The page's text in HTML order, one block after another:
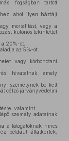
fogságban tartott
ahol ilyen háztáji
mortalitást, vagy a
különös tekintettel
20%-ot,
az 5%-ot,
vagy kórbonctani
hivatalnak, amely
személynek be kell
célzó járványvédelmi
valamint
személy adatainak
a látogatóknak nincs
például állatkertek,